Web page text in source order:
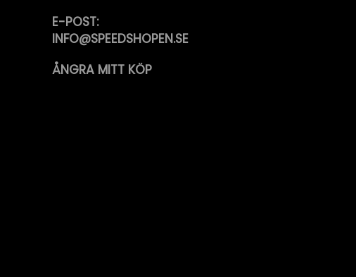
E-POST:
INFO@SPEEDSHOPEN.SE
ÅNGRA MITT KÖP